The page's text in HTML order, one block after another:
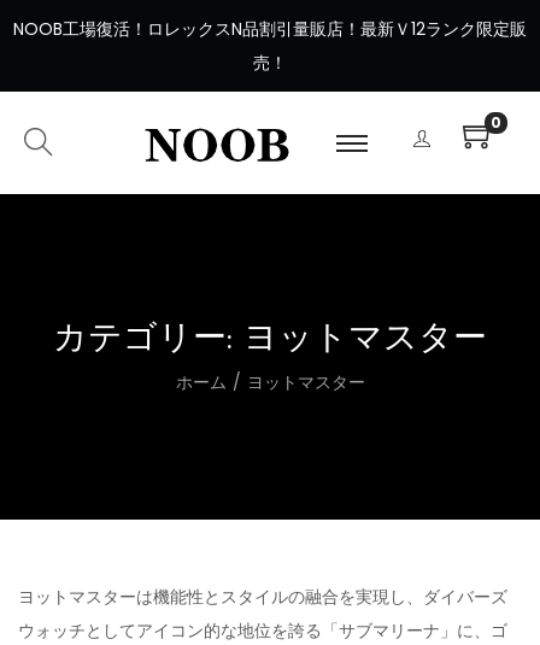
NOOB工場復活 ！ ロレックスN品割引量販店！最新Ｖ12ランク限定販
売！
0
カテゴリー: ヨットマスター
ホーム / ヨットマスター
ヨットマスターは機能性とスタイルの融合を実現し、ダイバーズ
ウォッチとしてアイコン的な地位を誇る「サブマリーナ」に、ゴ